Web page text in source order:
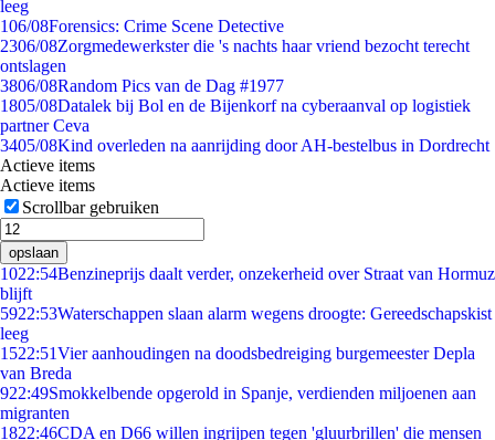
leeg
106/08Forensics: Crime Scene Detective
2306/08Zorgmedewerkster die 's nachts haar vriend bezocht terecht
ontslagen
3806/08Random Pics van de Dag #1977
1805/08Datalek bij Bol en de Bijenkorf na cyberaanval op logistiek
partner Ceva
3405/08Kind overleden na aanrijding door AH-bestelbus in Dordrecht
Actieve items
Actieve items
Scrollbar gebruiken
opslaan
1022:54Benzineprijs daalt verder, onzekerheid over Straat van Hormuz
blijft
5922:53Waterschappen slaan alarm wegens droogte: Gereedschapskist
leeg
1522:51Vier aanhoudingen na doodsbedreiging burgemeester Depla
van Breda
922:49Smokkelbende opgerold in Spanje, verdienden miljoenen aan
migranten
1822:46CDA en D66 willen ingrijpen tegen 'gluurbrillen' die mensen